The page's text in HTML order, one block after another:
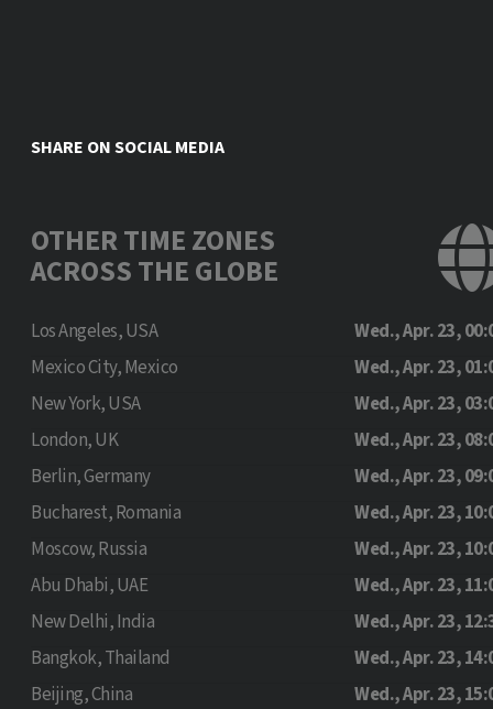
SHARE ON SOCIAL MEDIA
OTHER TIME ZONES
ACROSS THE GLOBE
Los Angeles, USA
Wed., Apr. 23,
Mexico City, Mexico
Wed., Apr. 23,
New York, USA
Wed., Apr. 23,
London, UK
Wed., Apr. 23,
Berlin, Germany
Wed., Apr. 23,
Bucharest, Romania
Wed., Apr. 23,
Moscow, Russia
Wed., Apr. 23,
Abu Dhabi, UAE
Wed., Apr. 23,
New Delhi, India
Wed., Apr. 23,
Bangkok, Thailand
Wed., Apr. 23,
Beijing, China
Wed., Apr. 23,